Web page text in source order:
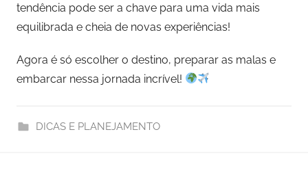
tendência pode ser a chave para uma vida mais
equilibrada e cheia de novas experiências!
Agora é só escolher o destino, preparar as malas e
embarcar nessa jornada incrível!
DICAS E PLANEJAMENTO